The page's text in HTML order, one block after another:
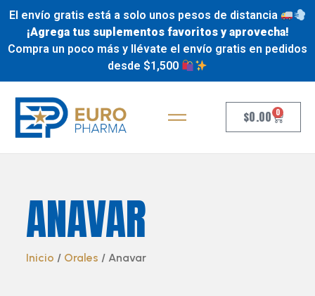
El envío gratis está a solo unos pesos de distancia
¡Agrega tus suplementos favoritos y aprovecha!
Compra un poco más y llévate el envío gratis en pedidos
desde $1,500
$0.00 0
ANAVAR
Inicio / Orales / Anavar